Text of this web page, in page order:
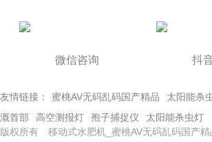
微信咨询 抖
友情链接： 蜜桃AV无码乱码国产精品 太阳能杀
溉首部
高空测报灯 孢子捕捉仪
太阳能杀虫灯
版权所有 移动式水肥机_蜜桃AV无码乱码国产精